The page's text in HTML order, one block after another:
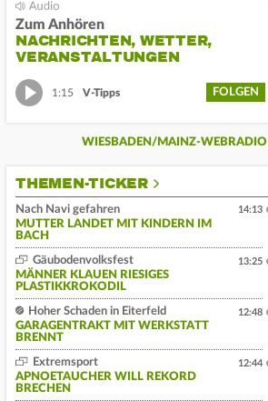
Zum Anhören
NACHRICHTEN, WETTER,
VERANSTALTUNGEN
1:15 V-Tipps FOLGEN
WIESBADEN/MAINZ-WEBRADIO
THEMEN-TICKER
Nach Navi gefahren
MUTTER LANDET MIT KINDERN IM
BACH
14:13
Gäubodenvolksfest
MÄNNER KLAUEN RIESIGES
PLASTIKKROKODIL
13:25
Hoher Schaden in Eiterfeld
GARAGENTRAKT MIT WERKSTATT
BRENNT
12:48
Extremsport
APNOETAUCHER WILL REKORD
BRECHEN
12:44